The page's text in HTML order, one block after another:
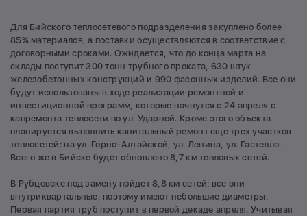
Для Бийского теплосетевого подразделения закуплено более
85% материалов, а поставки осуществляются в соответствие с
договорными сроками. Ожидается, что до конца марта на
склады поступит 300 тонн трубного проката, 630 штук
железобетонных конструкций и 990 фасонных изделий. Все они
будут использованы в ходе реализации ремонтной и
инвестиционной программ, которые начнутся с 24 апреля с
капремонта теплосети по ул. Ударной. Кроме этого объекта
планируется выполнить капитальный ремонт еще трех участков
теплосетей: на ул. Горно-Алтайской, ул. Ленина, ул. Гастелло.
Всего же в Бийске будет обновлено 8,7 км тепловых сетей.
В Рубцовске под замену пойдет 8,8 км сетей: все они
внутриквартальные, поэтому имеют небольшие диаметры.
Первая партия труб поступит в первой декаде апреля. Учитывая